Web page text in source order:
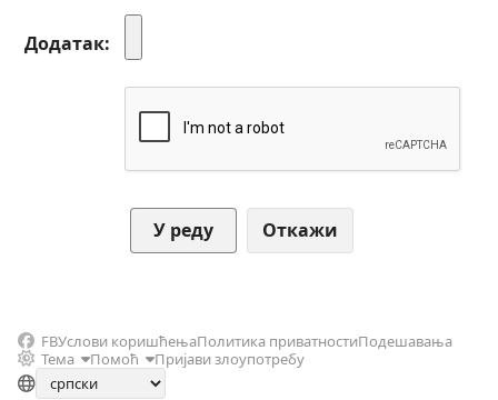
Додатак
Откажи
FBУслови коришћењаПолитика приватностиПодешавања
Тема
Помоћ Пријави злоупотребу